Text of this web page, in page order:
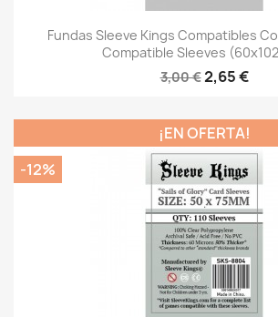
Fundas Sleeve Kings Compatibles
Compatible Sleeves
3,00 €2,65 €
¡EN OFERTA!
-12%